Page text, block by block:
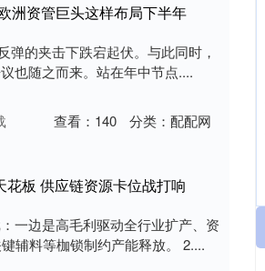
洲资管巨头这样布局下半年
弹的夹击下跌宕起伏。与此同时，
也随之而来。站在年中节点....
查看： 140 分类： 配配网
花板 供应链资源卡位战打响
一边是高毛利驱动全行业扩产、资
辅料等枷锁制约产能释放。 2....